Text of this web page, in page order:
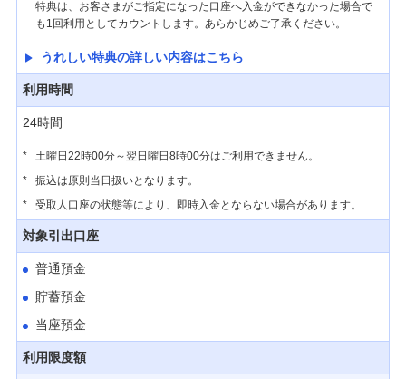
通帳・お届け印の発見お届け
情報共有同意状況の確認
電子交付サービス
宝くじ
みずほe-口座・みずほダイレクト通帳
みずほグローバル口座
Yahoo! ウォレット口座振替
サービスご利用にあたって
特典は、お客さまがご指定になった口座へ入金ができなかった場合で
も1回利用としてカウントします。あらかじめご了承ください。
うれしい特典の詳しい内容はこちら
利用時間
24時間
*
土曜日22時00分～翌日曜日8時00分はご利用できません。
*
振込は原則当日扱いとなります。
*
受取人口座の状態等により、即時入金とならない場合があります。
対象引出口座
普通預金
貯蓄預金
当座預金
利用限度額